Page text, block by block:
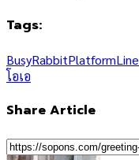
Tags:
BusyRabbitPlatformLine
โอเอ
Share Article